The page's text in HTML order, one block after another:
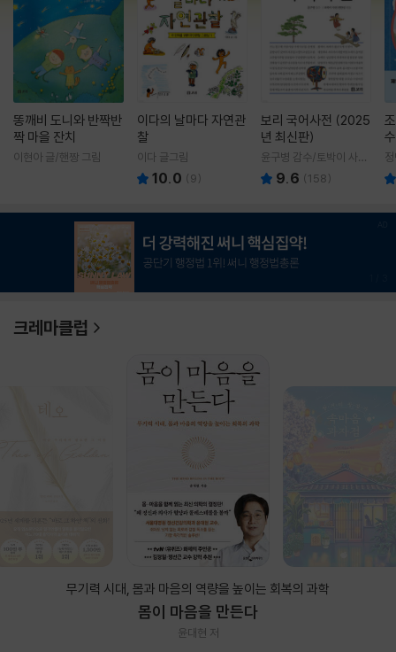
똥깨비 도니와 반짝반
짝 마을 잔치
이현아 글/핸짱 그림
이다의 날마다 자연관
찰
이다 글그림
10.0 (9)
보리 국어사전 (2025
년 최신판)
윤구병 감수/토박이 사전
편찬실 편
9.6 (158)
크레마클럽
무기력 시대, 몸과 마음의 역량을 높이는 회복의 과학
몸이 마음을 만든다
윤대현 저